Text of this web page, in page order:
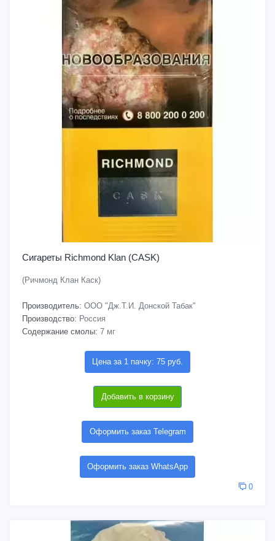
Сигареты Richmond Klan (CASK)
(Ричмонд Клан Каск)
Производитель: ООО "Дж.Т.И. Донской Табак"
Производство: Россия
Содержание смолы: 7 мг
Цена за 1 пачку: 75 руб.
Добавить в корзину
Оформить заказ Telegram
Оформить заказ WhatsApp
0